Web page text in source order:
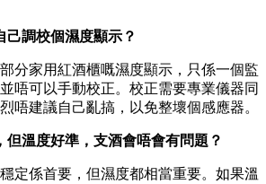
己調校個濕度顯示？
分家用紅酒櫃嘅濕度顯示，只係一個監
唔可以手動校正。校正需要專業儀器同
唔建議自己亂搞，以免整壞個感應器。
但溫度好準，支酒會唔會有問題？
定係首要，但濕度都相當重要。如果溫